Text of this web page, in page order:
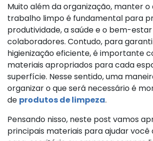
Muito além da organização, manter
trabalho limpo é fundamental para
produtividade, a saúde e o bem-estar
colaboradores. Contudo, para
higienização eficiente, é importante
materiais apropriados para cada
superfície. Nesse sentido, uma
organizar o que será necessário é
de produtos de limpeza.
Pensando nisso, neste post vamos
principais materiais para ajudar você